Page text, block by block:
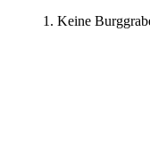
Keine